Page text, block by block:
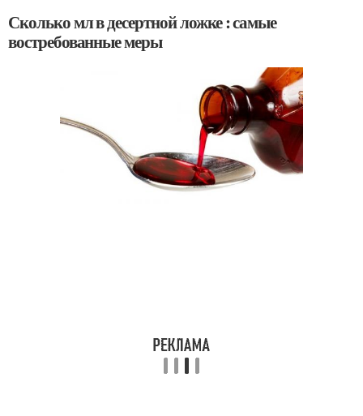
Сколько мл в десертной ложке : самые
востребованные меры